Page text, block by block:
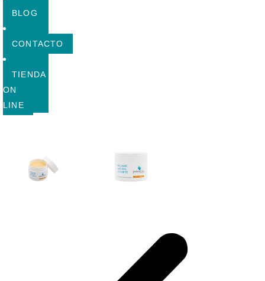
BLOG
CONTACTO
TIENDA
ON
LINE